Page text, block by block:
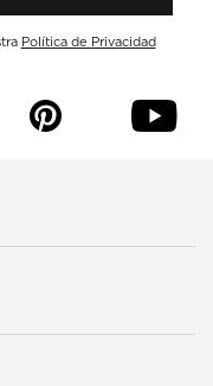
Política de Privacidad
p y